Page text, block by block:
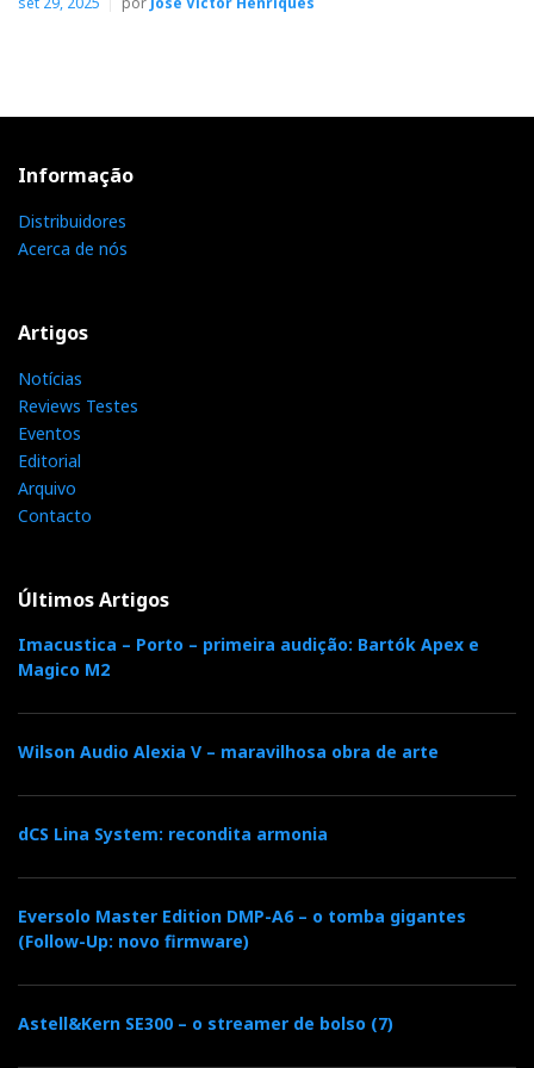
O streaming na tradição polaca
Ferrum Boren (em cima); Wandla em baixo. Quando estão
ligados juntos partilham o ecrã do Wandla.
leitor de rede. Não é um streamer com DAC integrado.
É uma fonte digital independente, concebida para
fornecer ao DAC um sinal limpo e temporalmente
Informação
Distribuidores
Acerca de nós
Artigos
Notícias
Reviews Testes
Eventos
Editorial
Arquivo
Contacto
Últimos Artigos
Imacustica – Porto – primeira audição: Bartók Apex e
Magico M2
Wilson Audio Alexia V – maravilhosa obra de arte
dCS Lina System: recondita armonia
Eversolo Master Edition DMP-A6 – o tomba gigantes
(Follow-Up: novo firmware)
Astell&Kern SE300 – o streamer de bolso (7)